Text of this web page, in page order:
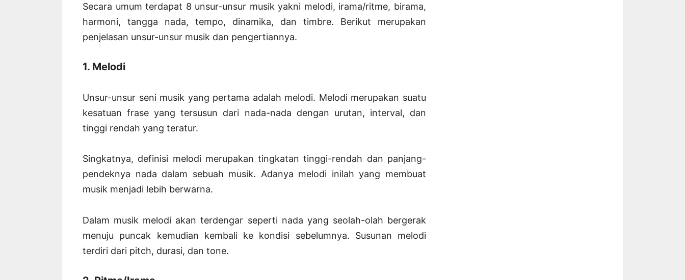
Secara umum terdapat 8 unsur-unsur musik yakni melodi, irama/ritme, birama,
harmoni, tangga nada, tempo, dinamika, dan timbre. Berikut merupakan
penjelasan unsur-unsur musik dan pengertiannya.
1. Melodi
Unsur-unsur seni musik yang pertama adalah melodi. Melodi merupakan suatu
kesatuan frase yang tersusun dari nada-nada dengan urutan, interval, dan
tinggi rendah yang teratur.
Singkatnya, definisi melodi merupakan tingkatan tinggi-rendah dan panjang-
pendeknya nada dalam sebuah musik. Adanya melodi inilah yang membuat
musik menjadi lebih berwarna.
Dalam musik melodi akan terdengar seperti nada yang seolah-olah bergerak
menuju puncak kemudian kembali ke kondisi sebelumnya. Susunan melodi
terdiri dari pitch, durasi, dan tone.